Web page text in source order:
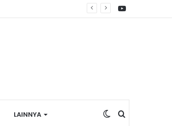
LAINNYA Search
Switch